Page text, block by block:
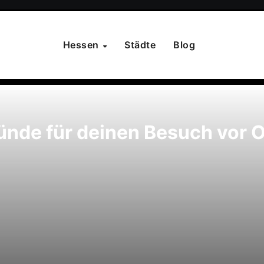
Hessen Städte Blog
für deinen Besuch vor